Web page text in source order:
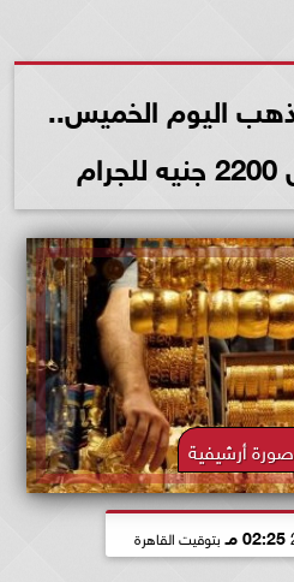
اليوم الخميس..
أرشيفية
02:25 مـ بتوقيت القاهرة